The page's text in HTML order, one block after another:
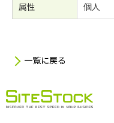
属性
個人
一覧に戻る